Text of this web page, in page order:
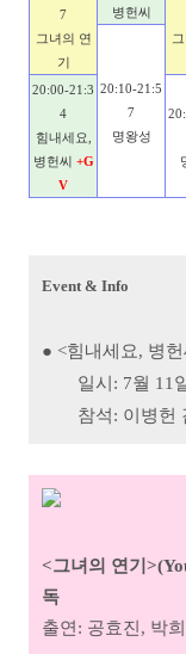
병헌씨
7
그녀의 연
기
20:10-21:5
7
명왕성
20:00-21:3
4
힘내세요,
병헌씨 +G
V
Event & Info
● <힘내세요, 병
일시: 7월 11
참석: 이병헌
<그녀의 연기
독
출연: 공효진, 박